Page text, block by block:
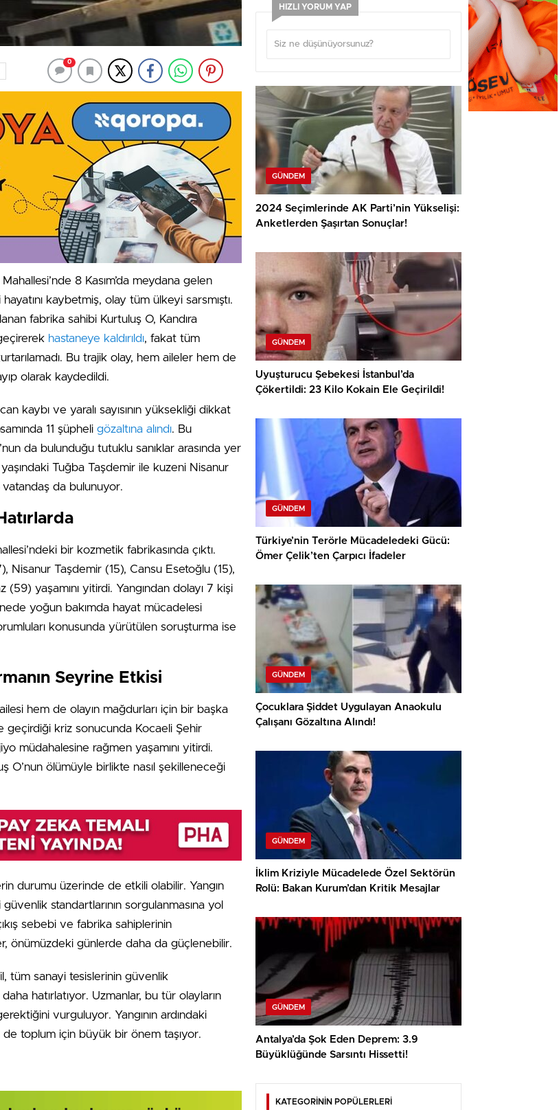
0
8 Kasım’da meydana gelen
kaybetmiş, olay tüm ülkeyi sarsmıştı.
fabrika sahibi Kurtuluş O, Kandıra
hastaneye kaldırıldı, fakat tüm
Bu trajik olay, hem aileler hem de
olarak kaydedildi.
kaybı ve yaralı sayısının yüksekliği dikkat
11 şüpheli gözaltına alındı. Bu
da bulunduğu tutuklu sanıklar arasında yer
yaşındaki Tuğba Taşdemir ile kuzeni Nisanur
vatandaş da bulunuyor.
bir kozmetik fabrikasında çıktı.
Nisanur Taşdemir (15), Cansu Esetoğlu (15),
yaşamını yitirdi. Yangından dolayı 7 kişi
yoğun bakımda hayat mücadelesi
konusunda yürütülen soruşturma ise
Seyrine Etkisi
hem de olayın mağdurları için bir başka
geçirdiği kriz sonucunda Kocaeli Şehir
müdahalesine rağmen yaşamını yitirdi.
O’nun ölümüyle birlikte nasıl şekilleneceği
durumu üzerinde de etkili olabilir. Yangın
standartlarının sorgulanmasına yol
sebebi ve fabrika sahiplerinin
önümüzdeki günlerde daha da güçlenebilir.
tüm sanayi tesislerinin güvenlik
hatırlatıyor. Uzmanlar, bu tür olayların
vurguluyor. Yangının ardındaki
toplum için büyük bir önem taşıyor.
HIZLI YORUM YAP
GÜNDEM
2024 Seçimlerinde AK Parti’nin Yükselişi:
Anketlerden Şaşırtan Sonuçlar!
GÜNDEM
Uyuşturucu Şebekesi İstanbul’da
Çökertildi: 23 Kilo Kokain Ele Geçirildi!
GÜNDEM
Türkiye’nin Terörle Mücadeledeki Gücü:
Ömer Çelik’ten Çarpıcı İfadeler
GÜNDEM
Çocuklara Şiddet Uygulayan Anaokulu
Çalışanı Gözaltına Alındı!
GÜNDEM
İklim Kriziyle Mücadelede Özel Sektörün
Rolü: Bakan Kurum’dan Kritik Mesajlar
GÜNDEM
Antalya’da Şok Eden Deprem: 3.9
Büyüklüğünde Sarsıntı Hissetti!
KATEGORİNİN POPÜLERLERİ